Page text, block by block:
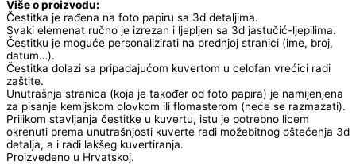
Više o proizvodu:
Čestitka je rađena na foto papiru sa 3d detaljima.
Svaki elemenat ručno je izrezan i ljepljen sa 3d jastučić-ljepilima.
Čestitku je moguće personalizirati na prednjoj stranici (ime, broj,
datum…).
Čestitka dolazi sa pripadajućom kuvertom u celofan vrećici radi
zaštite.
Unutrašnja stranica (koja je također od foto papira) je namijenjena
za pisanje kemijskom olovkom ili flomasterom (neće se razmazati).
Prilikom stavljanja čestitke u kuvertu, istu je potrebno licem
okrenuti prema unutrašnjosti kuverte radi možebitnog oštećenja 3d
detalja, a i radi lakšeg kuvertiranja.
Proizvedeno u Hrvatskoj.